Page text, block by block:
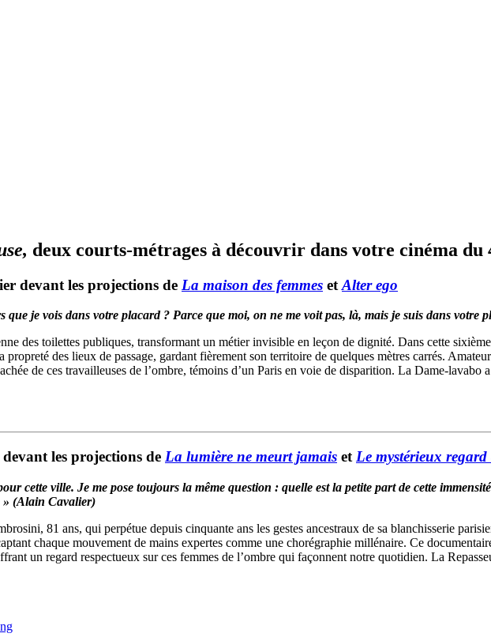
, deux courts-métrages à découvrir dans votre cinéma du
devant les projections de La maison des femmes et Alter ego
que je vois dans votre placard ? Parce que moi, on ne me voit pas, là, mais je suis dans votre
des toilettes publiques, transformant un métier invisible en leçon de dignité. Dans cette
des lieux de passage, gardant fièrement son territoire de quelques mètres carrés.
de ces travailleuses de l’ombre, témoins d’un Paris en voie de disparition. La Dame-lavabo
devant les projections de La lumière ne meurt jamais et Le mystérieux
cette ville. Je me pose toujours la même question : quelle est la petite part de cette
» (Alain Cavalier)
81 ans, qui perpétue depuis cinquante ans les gestes ancestraux de sa blanchisserie
chaque mouvement de mains expertes comme une chorégraphie millénaire. Ce
un regard respectueux sur ces femmes de l’ombre qui façonnent notre quotidien. La